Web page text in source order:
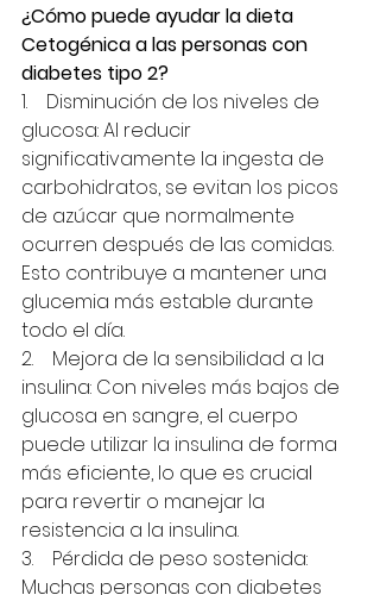
¿Cómo puede ayudar la dieta
Cetogénica a las personas con
diabetes tipo 2?
1.    Disminución de los niveles de
glucosa: Al reducir
significativamente la ingesta de
carbohidratos, se evitan los picos
de azúcar que normalmente
ocurren después de las comidas.
Esto contribuye a mantener una
glucemia más estable durante
todo el día.
2.    Mejora de la sensibilidad a la
insulina: Con niveles más bajos de
glucosa en sangre, el cuerpo
puede utilizar la insulina de forma
más eficiente, lo que es crucial
para revertir o manejar la
resistencia a la insulina.
3.    Pérdida de peso sostenida:
Muchas personas con diabetes